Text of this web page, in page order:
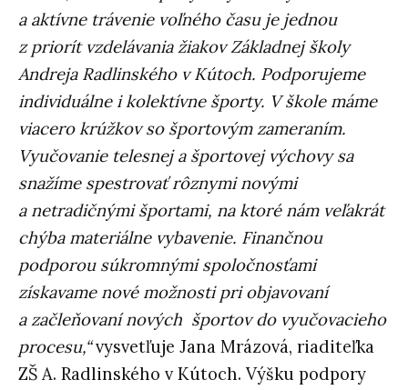
a aktívne trávenie voľného času je jednou
z priorít vzdelávania žiakov Základnej školy
Andreja Radlinského v Kútoch. Podporujeme
individuálne i kolektívne športy. V škole máme
viacero krúžkov so športovým zameraním.
Vyučovanie telesnej a športovej výchovy sa
snažíme spestrovať rôznymi novými
a netradičnými športami, na ktoré nám veľakrát
chýba materiálne vybavenie. Finančnou
podporou súkromnými spoločnosťami
získavame nové možnosti pri objavovaní
a začleňovaní nových športov do vyučovacieho
procesu,“vysvetľuje Jana Mrázová, riaditeľka
ZŠ A. Radlinského v Kútoch. Výšku podpory